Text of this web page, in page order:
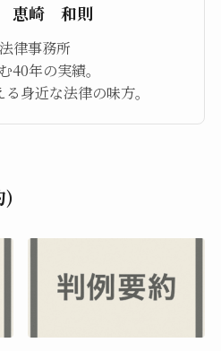
恵崎 和則
律事務所
40年の実績。
る身近な法律の味方。
)